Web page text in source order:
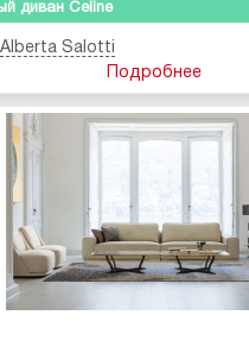
диван Celine
Alberta Salotti
Подробнее